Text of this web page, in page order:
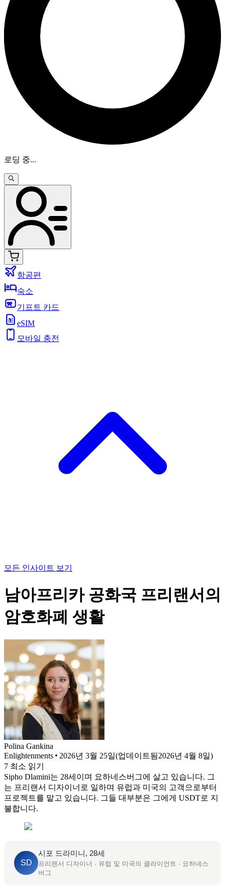
로딩 중...
항공편
숙소
기프트 카드
eSIM
모바일 충전
모든 인사이트 보기
남아프리카 공화국 프리랜서의
암호화폐 생활
Polina Gankina
Enlightenments
2026년 3월 25일(업데이트됨2026년 4월 8일)
7 최소 읽기
Sipho Dlamini는 28세이며 요하네스버그에 살고 있습니다. 그
는 프리랜서 디자이너로 일하며 유럽과 미국의 고객으로부터
프로젝트를 맡고 있습니다. 그들 대부분은 그에게 USDT로 지
불합니다.
SD
시포 드라미니, 28세
프리랜서 디자이너 · 유럽 및 미국의 클라이언트 · 요하네스
버그